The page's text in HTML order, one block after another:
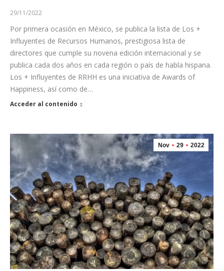
29/11/2022
Por primera ocasión en México, se publica la lista de Los +
Influyentes de Recursos Humanos, prestigiosa lista de
directores que cumple su novena edición internacional y se
publica cada dos años en cada región o país de habla hispana.
Los + Influyentes de RRHH es una iniciativa de Awards of
Happiness, así como de…
Acceder al contenido
Nov 29 2022